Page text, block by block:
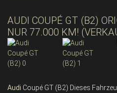
AUDI COUPÉ GT (B2)
NUR 77.000 KM!
Audi Coupé GT (B2) Dieses